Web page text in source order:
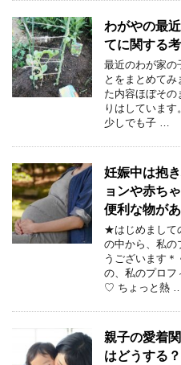
わがやの最
てに関する
最近のわが家の
とをまとめて
た内容ほぼその
りはしていま
少しでも子 …
妊娠中は抱
ョンや赤ち
便利な物があ
★はじめまして
の中から、私の
うございます＊
の、私のプロフ
♡ ちょっと熱
親子の愛着
はどうする？